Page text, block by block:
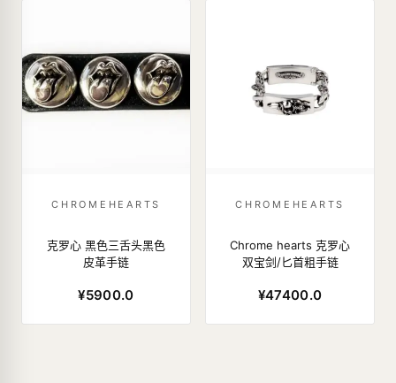
CHROMEHEARTS
克罗心 黑色三舌头黑色
皮革手链
¥5900.0
CHROMEHEARTS
Chrome hearts 克罗心
双宝剑/匕首粗手链
¥47400.0